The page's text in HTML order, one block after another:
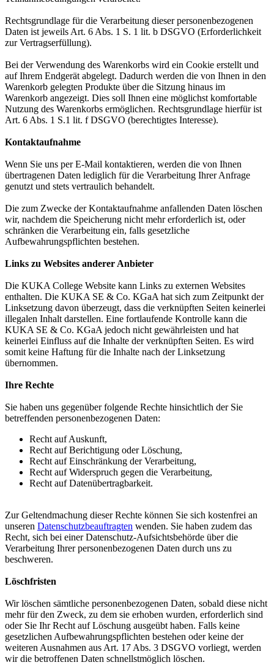
Rechtsgrundlage für die Verarbeitung dieser personenbezogenen
Daten ist jeweils Art. 6 Abs. 1 S. 1 lit. b DSGVO (Erforderlichkeit
zur Vertragserfüllung).
Bei der Verwendung des Warenkorbs wird ein Cookie erstellt und
auf Ihrem Endgerät abgelegt. Dadurch werden die von Ihnen in den
Warenkorb gelegten Produkte über die Sitzung hinaus im
Warenkorb angezeigt. Dies soll Ihnen eine möglichst komfortable
Nutzung des Warenkorbs ermöglichen. Rechtsgrundlage hierfür ist
Art. 6 Abs. 1 S.1 lit. f DSGVO (berechtigtes Interesse).
Kontaktaufnahme
Wenn Sie uns per E-Mail kontaktieren, werden die von Ihnen
übertragenen Daten lediglich für die Verarbeitung Ihrer Anfrage
genutzt und stets vertraulich behandelt.
Die zum Zwecke der Kontaktaufnahme anfallenden Daten löschen
wir, nachdem die Speicherung nicht mehr erforderlich ist, oder
schränken die Verarbeitung ein, falls gesetzliche
Aufbewahrungspflichten bestehen.
Links zu Websites anderer Anbieter
Die KUKA College Website kann Links zu externen Websites
enthalten. Die KUKA SE & Co. KGaA hat sich zum Zeitpunkt der
Linksetzung davon überzeugt, dass die verknüpften Seiten keinerlei
illegalen Inhalt darstellen. Eine fortlaufende Kontrolle kann die
KUKA SE & Co. KGaA jedoch nicht gewährleisten und hat
keinerlei Einfluss auf die Inhalte der verknüpften Seiten. Es wird
somit keine Haftung für die Inhalte nach der Linksetzung
übernommen.
Ihre Rechte
Sie haben uns gegenüber folgende Rechte hinsichtlich der Sie
betreffenden personenbezogenen Daten:
Recht auf Auskunft,
Recht auf Berichtigung oder Löschung,
Recht auf Einschränkung der Verarbeitung,
Recht auf Widerspruch gegen die Verarbeitung,
Recht auf Datenübertragbarkeit.
Zur Geltendmachung dieser Rechte können Sie sich kostenfrei an
unseren Datenschutzbeauftragten wenden. Sie haben zudem das
Recht, sich bei einer Datenschutz-Aufsichtsbehörde über die
Verarbeitung Ihrer personenbezogenen Daten durch uns zu
beschweren.
Löschfristen
Wir löschen sämtliche personenbezogenen Daten, sobald diese nicht
mehr für den Zweck, zu dem sie erhoben wurden, erforderlich sind
oder Sie Ihr Recht auf Löschung ausgeübt haben. Falls keine
gesetzlichen Aufbewahrungspflichten bestehen oder keine der
weiteren Ausnahmen aus Art. 17 Abs. 3 DSGVO vorliegt, werden
wir die betroffenen Daten schnellstmöglich löschen.